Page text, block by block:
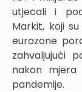
utjecali i
Markit, koji
eurozone
zahvaljujući
nakon mjera
pandemije.